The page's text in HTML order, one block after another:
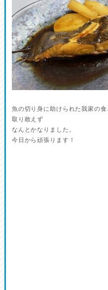
魚の切り身に助けられた我家の食
取り敢えず
なんとかなりました。
今日から頑張ります！